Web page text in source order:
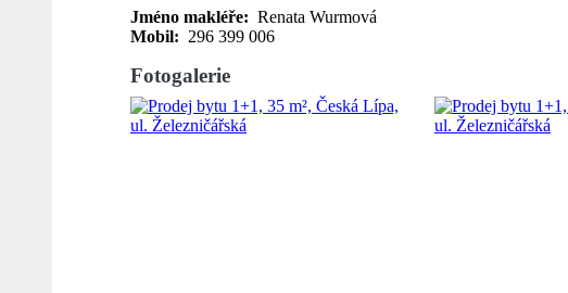
Jméno makléře: Renata Wurmová
Mobil: 296 399 006
Fotogalerie